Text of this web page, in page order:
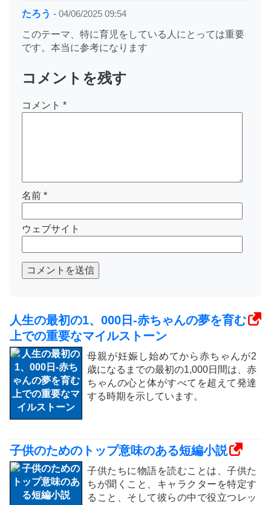
たろう - 04/06/2025 09:54
このテーマ、特に育児をしている人にとっては重要
です。本当に参考になります
コメントを残す
コメント *
名前 *
ウェブサイト
コメントを送信
人生の最初の1、000日-赤ちゃんの夢を育む
上での重要なマイルストーン
母親が妊娠し始めてから赤ちゃんが2
歳になるまでの最初の1,000日間は、赤
ちゃんの心と体がすべてを超えて発達
する時期を示しています。
子供のためのトップ意味のある短編小説
子供たちに物語を読むことは、子供た
ちが聞くこと、キャラクターを特定す
ること、そして彼らの中で役立つレッ